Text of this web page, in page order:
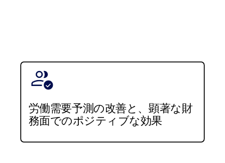
労働需要予測の改善と、顕著な財
務面でのポジティブな効果